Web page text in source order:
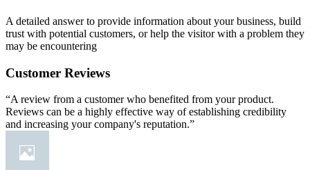
A detailed answer to provide information about your business, build
trust with potential customers, or help the visitor with a problem they
may be encountering
Customer Reviews
“A review from a customer who benefited from your product.
Reviews can be a highly effective way of establishing credibility
and increasing your company's reputation.”